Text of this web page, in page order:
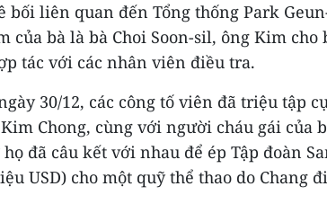
bối liên quan đến Tổng thống Park
của bà là bà Choi Soon-sil, ông Kim cho
tác với các nhân viên điều tra.
30/12, các công tố viên đã triệu tập
Chong, cùng với người cháu gái của
đã câu kết với nhau để ép Tập đoàn
USD) cho một quỹ thể thao do Chang